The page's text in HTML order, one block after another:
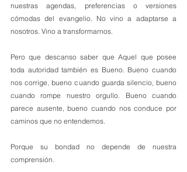
nuestras agendas, preferencias o versiones
cómodas del evangelio. No vino a adaptarse a
nosotros. Vino a transformarnos.
Pero que descanso saber que Aquel que posee
toda autoridad también es Bueno. Bueno cuando
nos corrige, bueno cuando guarda silencio, bueno
cuando rompe nuestro orgullo. Bueno cuando
parece ausente, bueno cuando nos conduce por
caminos que no entendemos.
Porque su bondad no depende de nuestra
comprensión.